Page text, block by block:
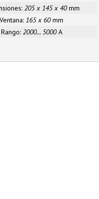
205 x 145 x 40 mm
Ventana: 165 x 60mm
Rango: 2000... 5000A